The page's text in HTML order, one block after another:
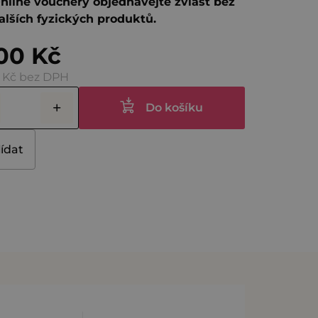
fyzických produktů.
Kč
bez DPH
Do košíku